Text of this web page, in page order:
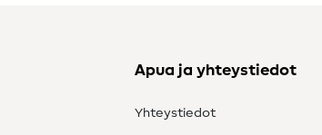
Apua ja yhteystiedot
Yhteystiedot